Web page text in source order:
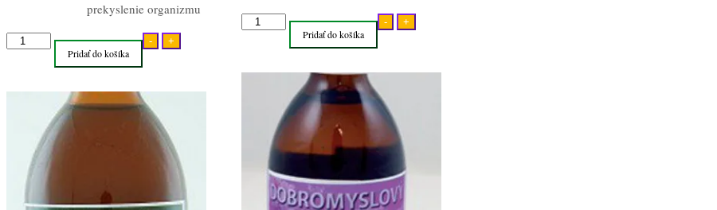
prekyslenie organizmu
-
množstvo
s
karamelom
+
Pridať do košíka
-
množstvo
Pamajoránový
+
Pridať do košíka